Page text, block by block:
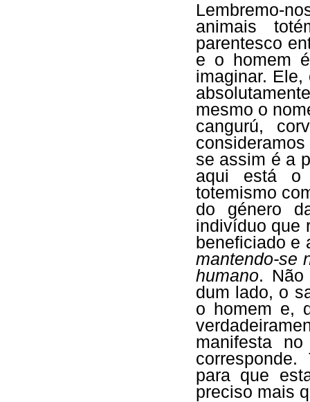
Lembremo-
animais
parentesco
e o homem
imaginar.
mesmo o
cangurú,
se assim é a
aqui está o
totemismo
do género
indivíduo que
beneficiado e
mantendo-se
humano.
dum lado, o
o homem e,
manifesta
para que
preciso mais